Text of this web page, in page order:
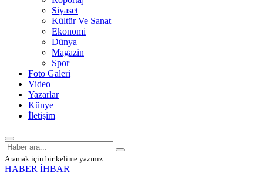
Siyaset
Kültür Ve Sanat
Ekonomi
Dünya
Magazin
Spor
Foto Galeri
Video
Yazarlar
Künye
İletişim
Aramak için bir kelime yazınız.
HABER İHBAR